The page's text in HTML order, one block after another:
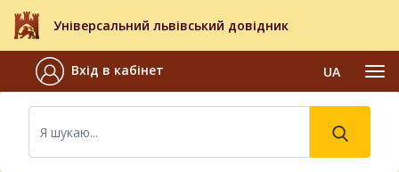
Універсальний львівський довідник
Вхід в кабінет UA